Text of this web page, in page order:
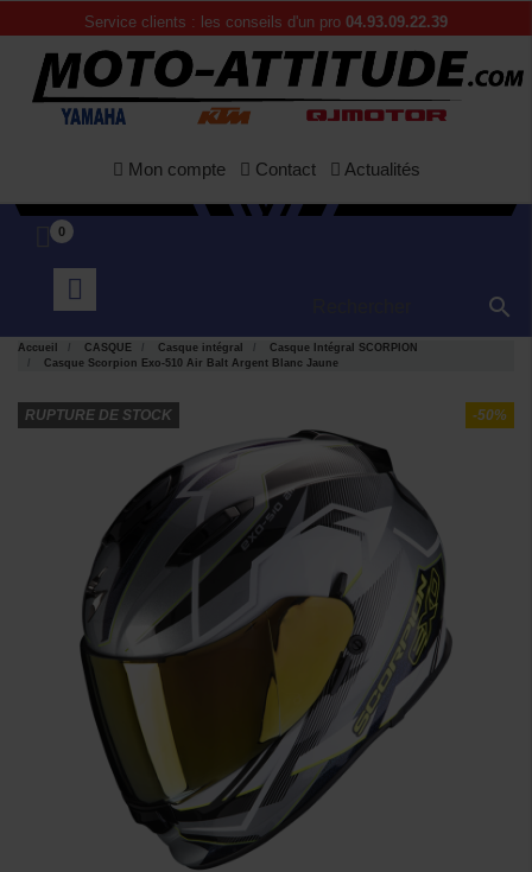
Service clients : les conseils d'un pro 04.93.09.22.39
Mon compte Contact Actualités
0

Accueil CASQUE Casque intégral
Casque Intégral SCORPION
Casque Scorpion Exo-510 Air Balt Argent Blanc Jaune
-50%
RUPTURE DE STOCK